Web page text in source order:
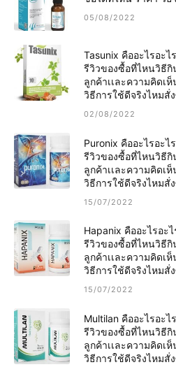
05/08/2022
Tasunix คืออะไรอ
รีวิวของซื้อที่ไหนวิธีกิ
ลูกค้าเเละความคิดเ
วิธีการใช้ดีจริงไหมสั่
02/08/2022
Puronix คืออะไรอะ
รีวิวของซื้อที่ไหนวิธีกิ
ลูกค้าเเละความคิดเ
วิธีการใช้ดีจริงไหมสั่
15/07/2022
Hapanix คืออะไรอ
รีวิวของซื้อที่ไหนวิธีกิ
ลูกค้าเเละความคิดเ
วิธีการใช้ดีจริงไหมสั่
15/07/2022
Multilan คืออะไรอ
รีวิวของซื้อที่ไหนวิธีกิ
ลูกค้าเเละความคิดเ
วิธีการใช้ดีจริงไหมสั่